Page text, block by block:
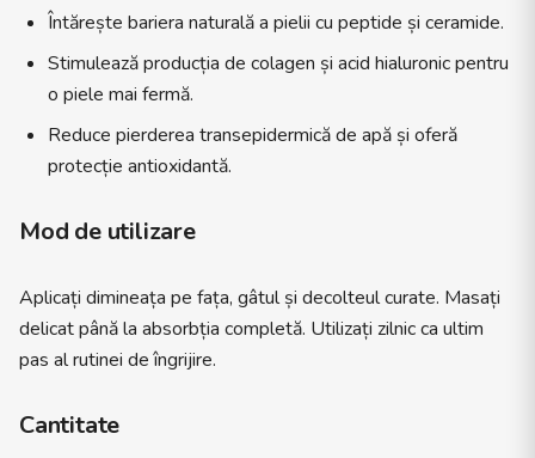
Întărește bariera naturală a pielii cu peptide și ceramide.
Stimulează producția de colagen și acid hialuronic pentru
o piele mai fermă.
Reduce pierderea transepidermică de apă și oferă
protecție antioxidantă.
Mod de utilizare
Aplicați dimineața pe fața, gâtul și decolteul curate. Masați
delicat până la absorbția completă. Utilizați zilnic ca ultim
pas al rutinei de îngrijire.
Cantitate